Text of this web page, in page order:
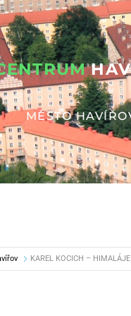
MĚSTO
KAREL KOCICH – HIMALÁJE